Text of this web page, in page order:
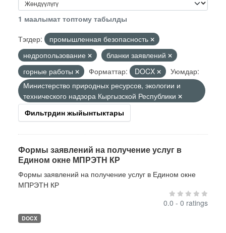
1 маалымат топтому табылды
Тэгдер:
промышленная безопасность
недропользование
бланки заявлений
горные работы
Форматтар: DOCX
Уюмдар:
Министерство природных ресурсов, экологии и
технического надзора Кыргызской Республики
Фильтрдин жыйынтыктары
Формы заявлений на получение услуг в
Едином окне МПРЭТН КР
Формы заявлений на получение услуг в Едином окне
МПРЭТН КР
0.0 - 0 ratings
DOCX